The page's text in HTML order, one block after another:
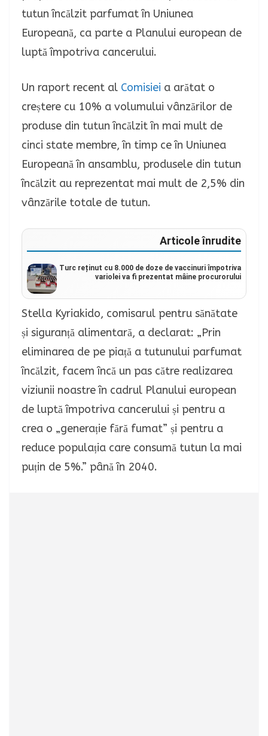
tutun încălzit parfumat în Uniunea
Europeană, ca parte a Planului european de
luptă împotriva cancerului.
Un raport recent al Comisiei a arătat o
creștere cu 10% a volumului vânzărilor de
produse din tutun încălzit în mai mult de
cinci state membre, în timp ce în Uniunea
Europeană în ansamblu, produsele din tutun
încălzit au reprezentat mai mult de 2,5% din
vânzările totale de tutun.
Articole înrudite
Turc reținut cu 8.000 de doze de vaccinuri împotriva
variolei va fi prezentat mâine procurorului
Stella Kyriakido, comisarul pentru sănătate
și siguranță alimentară, a declarat: „Prin
eliminarea de pe piață a tutunului parfumat
încălzit, facem încă un pas către realizarea
viziunii noastre în cadrul Planului european
de luptă împotriva cancerului și pentru a
crea o „generație fără fumat” și pentru a
reduce populația care consumă tutun la mai
puțin de 5%.” până în 2040.